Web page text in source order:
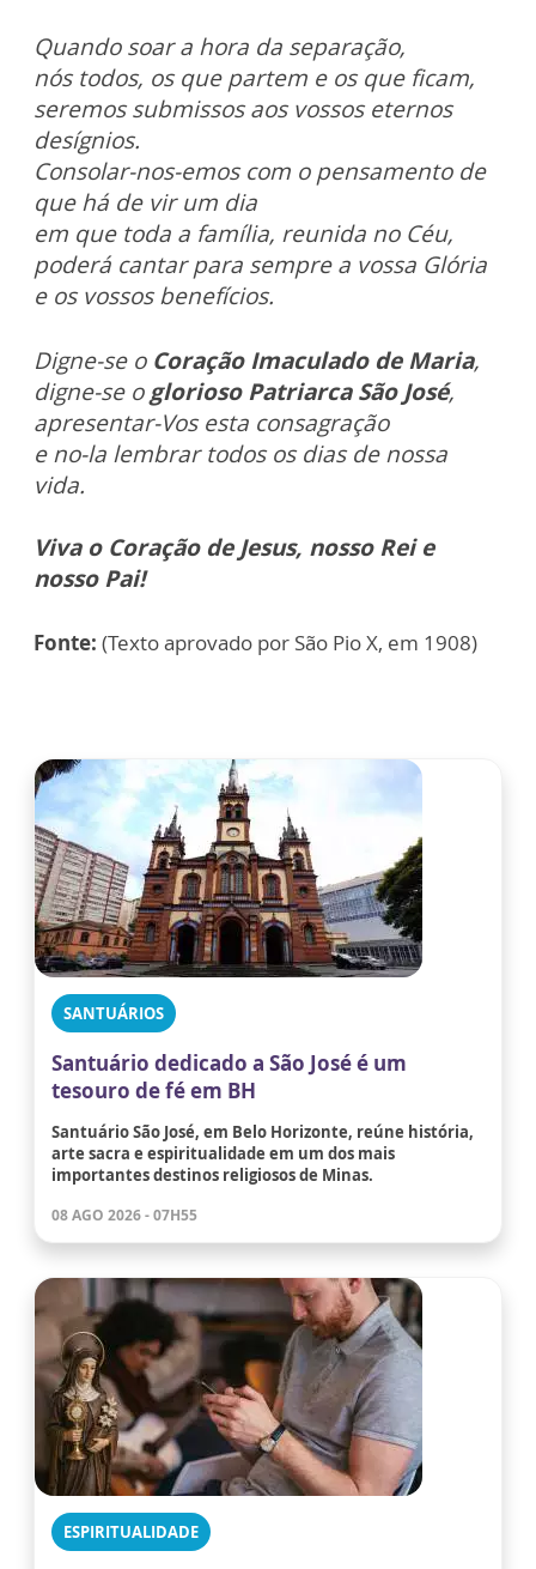
Quando soar a hora da separação,
nós todos, os que partem e os que ficam,
seremos submissos aos vossos eternos
desígnios.
Consolar-nos-emos com o pensamento de
que há de vir um dia
em que toda a família, reunida no Céu,
poderá cantar para sempre a vossa Glória
e os vossos benefícios.
Digne-se o Coração Imaculado de Maria,
digne-se oglorioso Patriarca São José,
apresentar-Vos esta consagração
e no-la lembrar todos os dias de nossa
vida.
Viva o Coração de Jesus, nosso Rei e
nosso Pai!
Fonte: (Texto aprovado por São Pio X, em 1908)
SANTUÁRIOS
Santuário dedicado a São José é um
tesouro de fé em BH
Santuário São José, em Belo Horizonte, reúne história,
arte sacra e espiritualidade em um dos mais
importantes destinos religiosos de Minas.
08 AGO 2026 - 07H55
ESPIRITUALIDADE